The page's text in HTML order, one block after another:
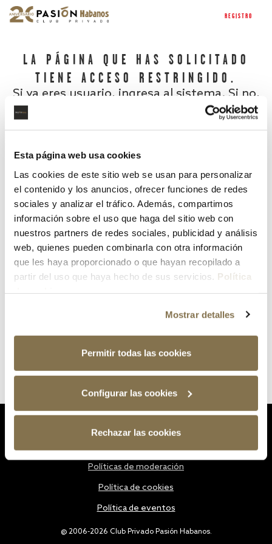
Esta página web usa cookies
Las cookies de este sitio web se usan para personalizar
el contenido y los anuncios, ofrecer funciones de redes
sociales y analizar el tráfico. Además, compartimos
información sobre el uso que haga del sitio web con
nuestros partners de redes sociales, publicidad y análisis
web, quienes pueden combinarla con otra información
que les haya proporcionado o que hayan recopilado a
partir del uso que haya hecho de sus servicios. Política
Mostrar detalles
Permitir todas las cookies
Configurar las cookies
Rechazar las cookies
REGISTRO
LA PÁGINA QUE HAS SOLICITADO
TIENE ACCESO RESTRINGIDO.
Si ya eres usuario, ingresa al sistema. Si no,
¿Has olvidado tu contraseña?
@ 2006-2026 Club Privado Pasión Habanos.
Políticas de moderación
Política de cookies
Política de eventos